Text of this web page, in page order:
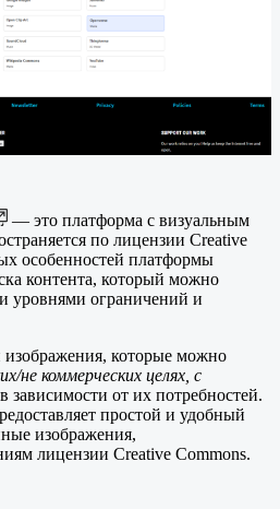
— это платформа с визуальным
по лицензии Creative
особенностей платформы
контента, который можно
уровнями ограничений и
изображения, которые можно
не коммерческих целях, с
зависимости от их потребностей.
простой и удобный
изображения,
лицензии Creative Commons.